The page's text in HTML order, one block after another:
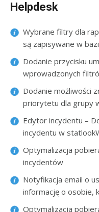
Helpdesk
Wybrane filtry dla
są zapisywane w
Dodanie przycisku
wprowadzonych
Dodanie możliwości
priorytetu dla grupy
Edytor incydentu –
incydentu w
Optymalizacja
incydentów
Notyfikacja email o
informację o osobie,
Optymalizacja